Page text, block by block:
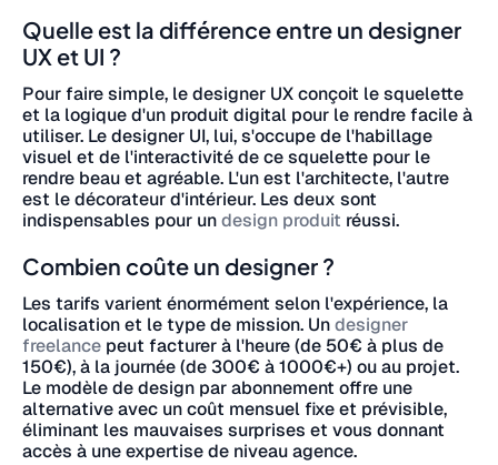
Quelle est la différence entre un designer
UX et UI ?
Pour faire simple, le designer UX conçoit le squelette
et la logique d'un produit digital pour le rendre facile à
utiliser. Le designer UI, lui, s'occupe de l'habillage
visuel et de l'interactivité de ce squelette pour le
rendre beau et agréable. L'un est l'architecte, l'autre
est le décorateur d'intérieur. Les deux sont
indispensables pour undesign produit réussi.
Combien coûte un designer ?
Les tarifs varient énormément selon l'expérience, la
localisation et le type de mission. Undesigner
freelance peut facturer à l'heure (de 50€ à plus de
150€), à la journée (de 300€ à 1000€+) ou au projet.
Le modèle de design par abonnement offre une
alternative avec un coût mensuel fixe et prévisible,
éliminant les mauvaises surprises et vous donnant
accès à une expertise de niveau agence.